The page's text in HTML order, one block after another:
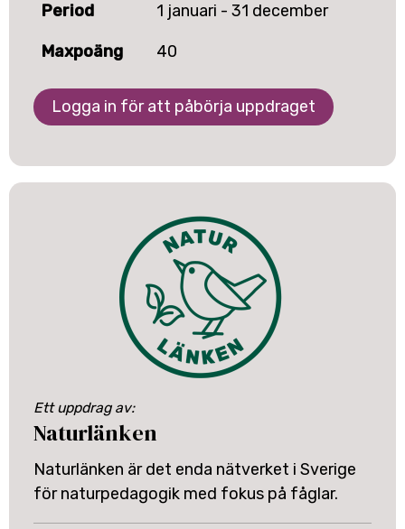
Period 1 januari - 31 december
Maxpoäng 40
Logga in för att påbörja uppdraget
Ett uppdrag av:
Naturlänken
Naturlänken är det enda nätverket i Sverige
för naturpedagogik med fokus på fåglar.